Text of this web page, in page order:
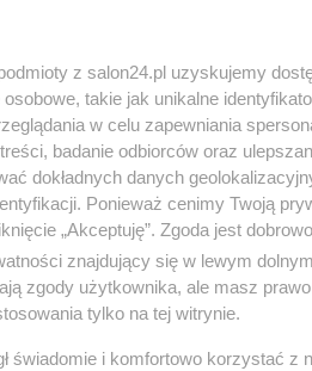
DO NOTKIz salon24.pl uzyskujemy
takie jak unikalne
w celu zapewniania
badanie odbiorców oraz
dokładnych danych
Ponieważ cenimy Twoją
„Akceptuję”. Zgoda jest
znajdujący się w lewym
zgody użytkownika, ale masz
tylko na tej witrynie.
świadomie i komfortowo korzystać z